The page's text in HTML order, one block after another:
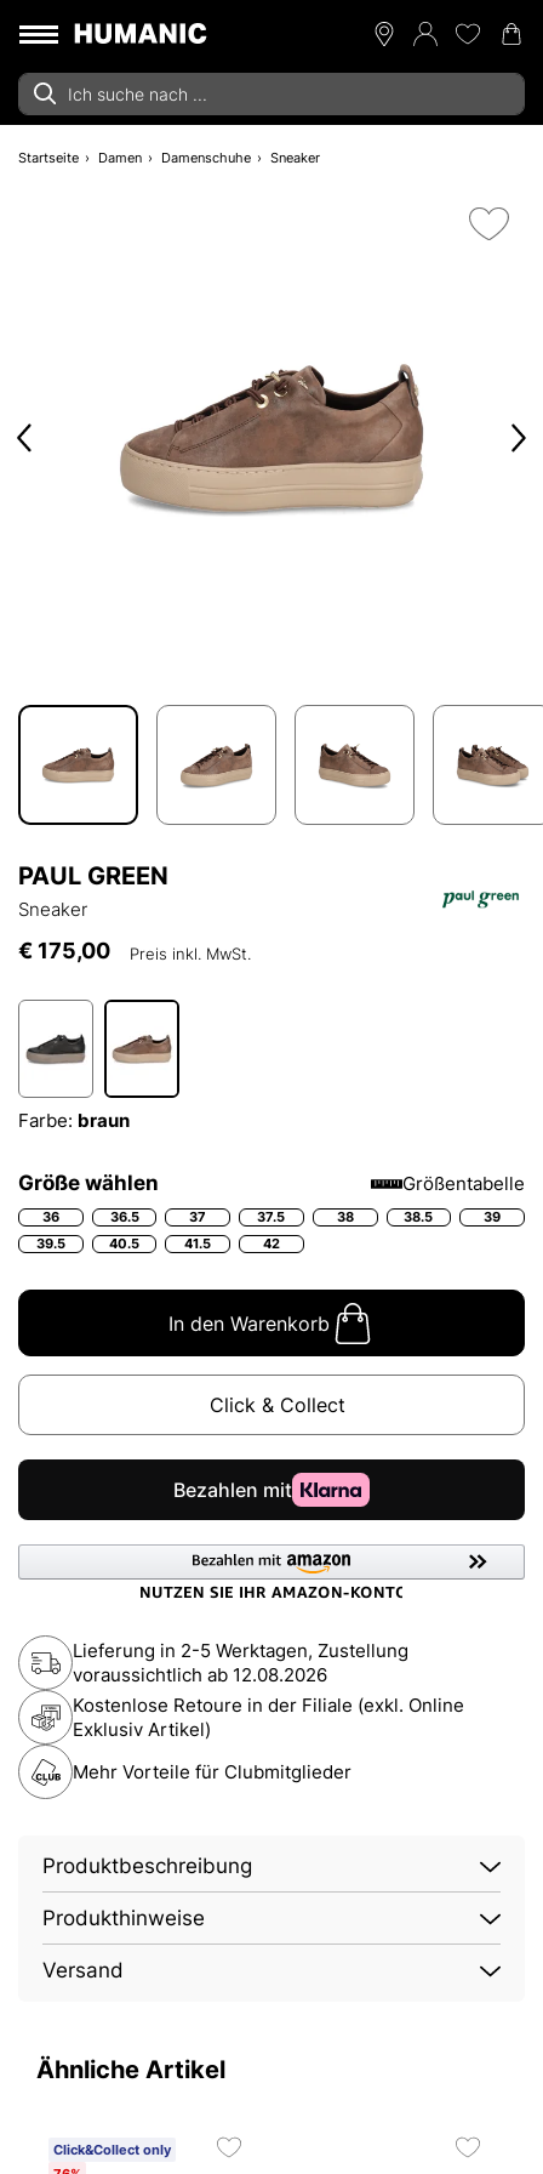
Startseite Damen Damenschuhe Sneaker
PAUL GREEN
Sneaker
€ 175,00 Preis inkl. MwSt.
Farbe: braun
Größe wählen Größentabelle
36 36.5 37 37.5 38 38.5
39
39.5
40.5 41.5 42
In den Warenkorb
Click & Collect
Lieferung in 2-5 Werktagen, Zustellung
voraussichtlich ab 12.08.2026
Kostenlose Retoure in der Filiale (exkl. Online
Exklusiv Artikel)
Mehr Vorteile für Clubmitglieder
Produktbeschreibung
Produkthinweise
Versand
Ähnliche Artikel
Click&Collect only